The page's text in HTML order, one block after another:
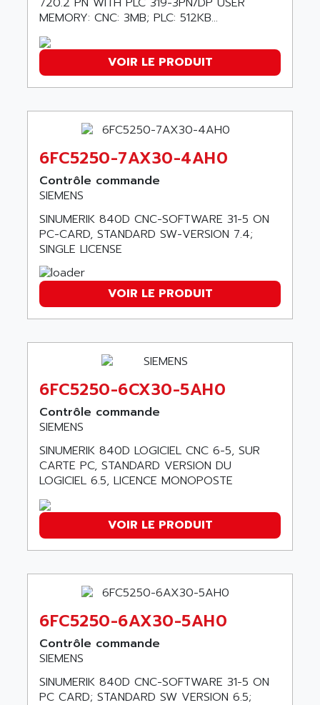
ACS600
TI 500
TESYS K
MULTI DIGITAL
SDC
BUH
DSQC
PILOT PANEL
SERIE 90 MICRO
PROVIT 2000
SDCC
GP3000 SERIES
MAC112
SINUMERIK 840DI
ARGUS
SINUMERIK 840D
MRJ2S
RM3
P840
MOTEUR VSA CA
VARMECA
PCD2
PCD7
ASE ENERGY
ASECOS
ASEM
ASERTI ELECTRONIC
ASGS
ASIAITALIA
ASKCO
ASKCO UPS
ASL
ASM
ASOUND
ASP AUTOMATIONSTECHNIK
ASROCK
ASSELIN
ASSEMTECH
ASSMANN WSW
ASSY
AST
ASTAR
ASTEC
ASTEEL
ASTROSYSTEMS
ASUS
ASYS
AT&T MICROELECTRONICS
ATA ELECTRO TECHNIQUE
ATEC
MEMORY: CNC: 3MB; PLC: 512KB...
VOIR LE PRODUIT
6FC5250-7AX30-4AH0
Contrôle commande
SIEMENS
SINUMERIK 840D CNC-SOFTWARE 31-5 ON
PC-CARD, STANDARD SW-VERSION 7.4;
SINGLE LICENSE
VOIR LE PRODUIT
6FC5250-6CX30-5AH0
Contrôle commande
SIEMENS
SINUMERIK 840D LOGICIEL CNC 6-5, SUR
CARTE PC, STANDARD VERSION DU
LOGICIEL 6.5, LICENCE MONOPOSTE
VOIR LE PRODUIT
6FC5250-6AX30-5AH0
Contrôle commande
SIEMENS
SINUMERIK 840D CNC-SOFTWARE 31-5 ON
PC CARD; STANDARD SW VERSION 6.5;